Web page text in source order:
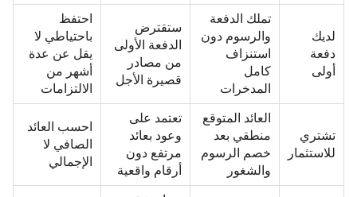
لديك
دفعة
أولى
تملك الدفعة
والرسوم دون
استنزاف
كامل
المدخرات
ستقترض
الدفعة الأولى
من مصادر
قصيرة الأجل
احتفظ
باحتياطي لا
يقل عن عدة
أشهر من
الالتزامات
تشتري
للاستثمار
العائد المتوقع
منطقي بعد
خصم الرسوم
والشغور
تعتمد على
وعود بعائد
مرتفع دون
أرقام واقعية
احسب العائد
الصافي لا
الإجمالي